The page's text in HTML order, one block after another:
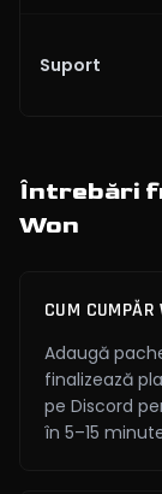
Suport
Întrebări
Won
CUM
Adaugă
finalizează
pe Discord
în 5–15